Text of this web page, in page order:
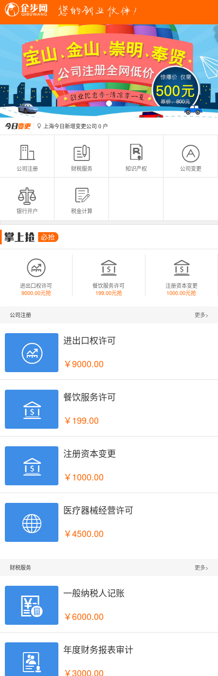
上海今日新增变更公司
 上海今日新增注册公司0
 上海今日新增变更公司 0 户
上海今日新增注册公司0户

公司注册

财税服务

知识产权

公司变更

银行开户

税金计算

进出口权许可
9000.00元抢

餐饮服务许可
199.00元抢

注册资本变更
1000.00元抢
公司注册 更多>

进出口权许可
￥9000.00

餐饮服务许可
￥199.00

注册资本变更
￥1000.00

医疗器械经营许可
￥4500.00
财税服务 更多>

一般纳税人记账
￥6000.00

年度财务报表审计
￥3000.00